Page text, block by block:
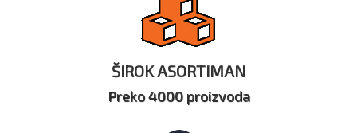
ŠIROK ASORTIMAN
Preko 4000 proizvoda